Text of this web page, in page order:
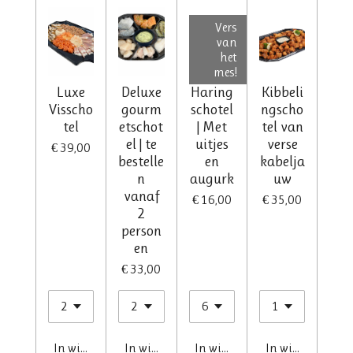
Luxe
Visscho
tel
€ 39,00
In winkelwagen
Deluxe
gourm
etschot
el | te
bestelle
n
vanaf
2
person
en
€ 33,00
In winkelwagen
Vers
van
het
mes!
Haring
schotel
| Met
uitjes
en
augurk
€ 16,00
In winkelwagen
Kibbeli
ngscho
tel van
verse
kabelja
uw
€ 35,00
In winkelwagen